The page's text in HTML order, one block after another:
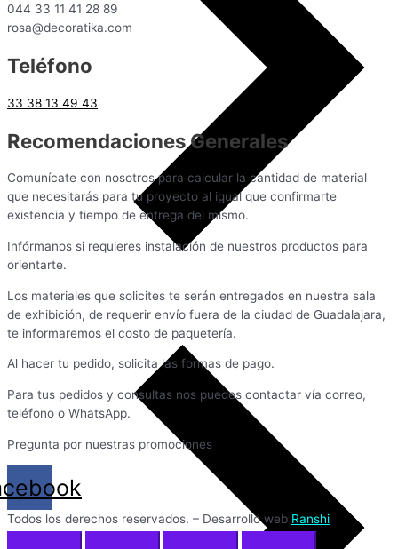
044 33 11 41 28 89
rosa@decoratika.com
Teléfono
33 38 13 49 43
Recomendaciones Generales
Comunícate con nosotros para calcular la cantidad de material
que necesitarás para tu proyecto al igual que confirmarte
existencia y tiempo de entrega del mismo.
Infórmanos si requieres instalación de nuestros productos para
orientarte.
Los materiales que solicites te serán entregados en nuestra sala
de exhibición, de requerir envío fuera de la ciudad de Guadalajara,
te informaremos el costo de paquetería.
Al hacer tu pedido, solicita las formas de pago.
Para tus pedidos y consultas nos puedes contactar vía correo,
teléfono o WhatsApp.
Pregunta por nuestras promociones
Todos los derechos reservados. – Desarrollo web Ranshi